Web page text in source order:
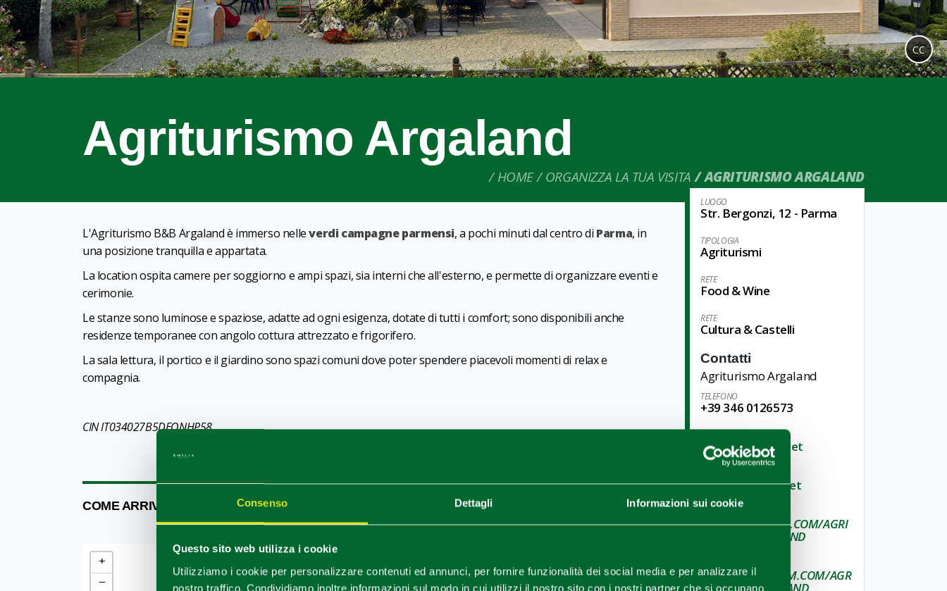
Consenso Dettagli Informazioni sui cookie
Questo sito web utilizza i cookie
Utilizziamo i cookie per personalizzare contenuti ed annunci, per fornire funzionalità dei social media e per analizzare il
nostro traffico. Condividiamo inoltre informazioni sul modo in cui utilizzi il nostro sito con i nostri partner che si occupano
Agriturismo Argaland
HOME ORGANIZZA LA TUA VISITA AGRITURISMO ARGALAND
CC
LUOGO
Str. Bergonzi, 12 - Parma
TIPOLOGIA
Agriturismi
RETE
Food & Wine
RETE
Cultura & Castelli
Contatti
Agriturismo Argaland
TELEFONO
+39 346 0126573
info@argaland.net
www.argaland.net
WWW.FACEBOOK.COM/AGRI
TURISMOARGALAND
WWW.INSTAGRAM.COM/AGR
L'Agriturismo B&B Argaland è immerso nelleverdi campagne parmensi, a pochi minuti dal centro di Parma, in
una posizione tranquilla e appartata.
La location ospita camere per soggiorno e ampi spazi, sia interni che all'esterno, e permette di organizzare eventi e
cerimonie.
Le stanze sono luminose e spaziose, adatte ad ogni esigenza, dotate di tutti i comfort; sono disponibili anche
residenze temporanee con angolo cottura attrezzato e frigorifero.
La sala lettura, il portico e il giardino sono spazi comuni dove poter spendere piacevoli momenti di relax e
compagnia.
CIN IT034027B5DEONHP58
COME ARRIVARE
+
−